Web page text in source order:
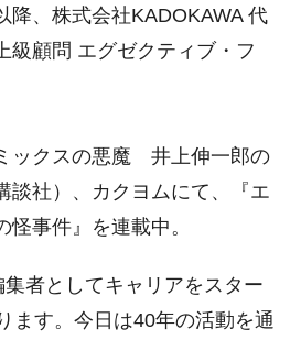
降、株式会社KADOKAWA 代
級顧問 エグゼクティブ・フ
ックスの悪魔 井上伸一郎の
談社）、カクヨムにて、『エ
怪事件』を連載中。
集者としてキャリアをスター
ます。今日は40年の活動を通